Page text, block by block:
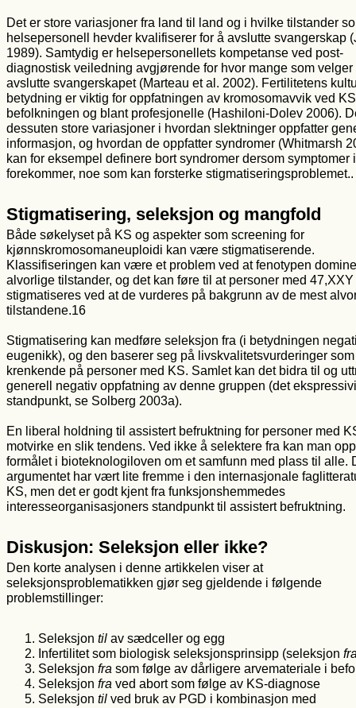
Det er store variasjoner fra land til land og i hvilke tilstander
helsepersonell hevder kvalifiserer for å avslutte svangerskap
1989). Samtydig er helsepersonellets kompetanse ved post-
diagnostisk veiledning avgjørende for hvor mange som velger
avslutte svangerskapet (Marteau et al. 2002). Fertilitetens
betydning er viktig for oppfatningen av kromosomavvik ved
befolkningen og blant profesjonelle (Hashiloni-Dolev 2006).
dessuten store variasjoner i hvordan slektninger oppfatter
informasjon, og hvordan de oppfatter syndromer (Whitmarsh
kan for eksempel definere bort syndromer dersom symptomer
forekommer, noe som kan forsterke stigmatiseringsproblemet..
Stigmatisering, seleksjon og mangfold
Både søkelyset på KS og aspekter som screening for
kjønnskromosomaneuploidi kan være stigmatiserende.
Klassifiseringen kan være et problem ved at fenotypen
alvorlige tilstander, og det kan føre til at personer med 47,XXY
stigmatiseres ved at de vurderes på bakgrunn av de mest
tilstandene.16
Stigmatisering kan medføre seleksjon fra (i betydningen
eugenikk), og den baserer seg på livskvalitetsvurderinger
krenkende på personer med KS. Samlet kan det bidra til og
generell negativ oppfatning av denne gruppen (det
standpunkt, se Solberg 2003a).
En liberal holdning til assistert befruktning for personer med
motvirke en slik tendens. Ved ikke å selektere fra kan man
formålet i bioteknologiloven om et samfunn med plass til alle.
argumentet har vært lite fremme i den internasjonale
KS, men det er godt kjent fra funksjonshemmedes
interesseorganisasjoners standpunkt til assistert befruktning.
Diskusjon: Seleksjon eller ikke?
Den korte analysen i denne artikkelen viser at
seleksjonsproblematikken gjør seg gjeldende i følgende
problemstillinger:
Seleksjon til av sædceller og egg
Infertilitet som biologisk seleksjonsprinsipp (seleksjon
Seleksjon fra som følge av dårligere arvemateriale i
Seleksjon fra ved abort som følge av KS-diagnose
Seleksjon til ved bruk av PGD i kombinasjon med